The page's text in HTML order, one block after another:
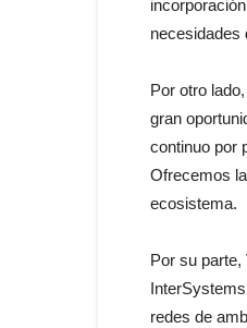
necesidades
Por otro
gran
continuo por
Ofrecemos
ecosistema.
Por su
redes de